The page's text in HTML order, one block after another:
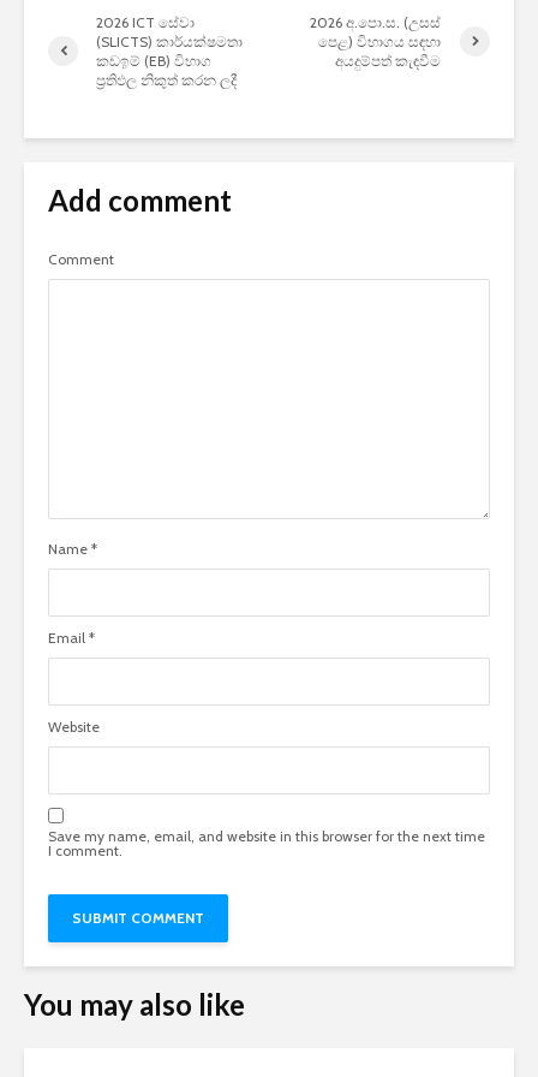
2026 ICT සේවා
(SLICTS) කාර්යක්ෂමතා
කඩඉම් (EB) විභාග
ප්‍රතිඵල නිකුත් කරන ලදී
2026 අ.පො.ස. (උසස්
පෙළ) විභාගය සඳහා
අයදුම්පත් කැඳවීම
Add comment
Comment
Name *
Email *
Website
Save my name, email, and website in this browser for the next time
I comment.
You may also like